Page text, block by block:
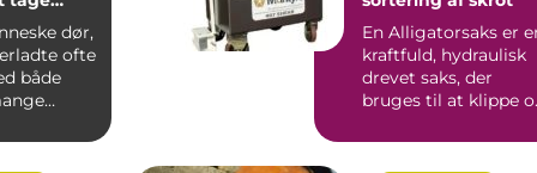
dør,
ofte
både
En Alligatorsaks er
kraftfuld, hydraulisk
drevet saks, der
bruges til at klippe